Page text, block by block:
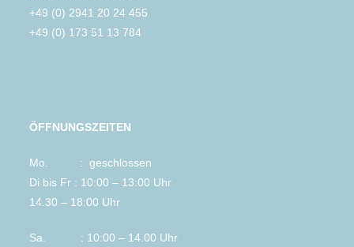
+49 (0) 2941 20 24 455
+49 (0) 173 51 13 784
ÖFFNUNGSZEITEN
Mo. : geschlossen
Di bis Fr : 10:00 – 13:00 Uhr
14.30 – 18:00 Uhr
Sa. : 10:00 – 14.00 Uhr